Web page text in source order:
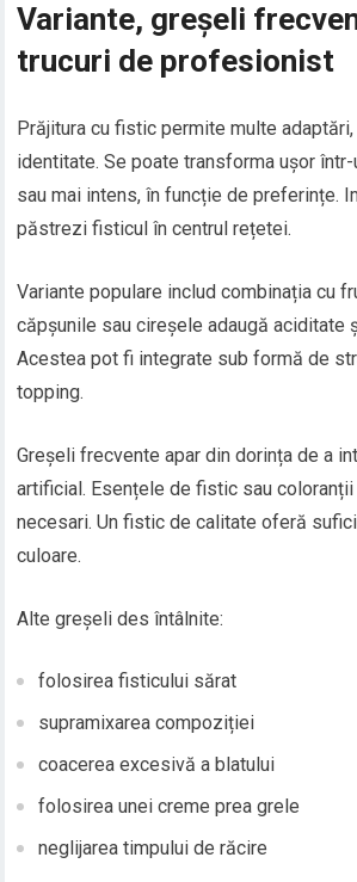
Variante, greșeli
trucuri de profesionist
Prăjitura cu fistic permite multe
identitate. Se poate transforma ușor
sau mai intens, în funcție de preferințe.
păstrezi fisticul în centrul rețetei.
Variante populare includ combinația cu
căpșunile sau cireșele adaugă aciditate
Acestea pot fi integrate sub formă de
topping.
Greșeli frecvente apar din dorința de a
artificial. Esențele de fistic sau
necesari. Un fistic de calitate oferă
culoare.
Alte greșeli des întâlnite:
folosirea fisticului sărat
supramixarea compoziției
coacerea excesivă a blatului
folosirea unei creme prea grele
neglijarea timpului de răcire